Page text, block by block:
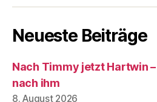
Neueste Beiträge
Nach Timmy jetzt Hartwin
nach ihm
8. August 2026